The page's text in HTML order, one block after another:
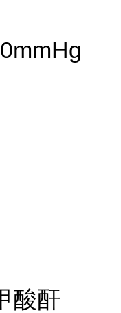
酸酐